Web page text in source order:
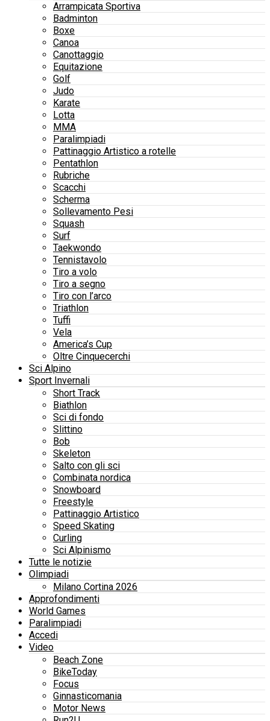
Arrampicata Sportiva
Badminton
Boxe
Canoa
Canottaggio
Equitazione
Golf
Judo
Karate
Lotta
MMA
Paralimpiadi
Pattinaggio Artistico a rotelle
Pentathlon
Rubriche
Scacchi
Scherma
Sollevamento Pesi
Squash
Surf
Taekwondo
Tennistavolo
Tiro a volo
Tiro a segno
Tiro con l’arco
Triathlon
Tuffi
Vela
America’s Cup
Oltre Cinquecerchi
Sci Alpino
Sport Invernali
Short Track
Biathlon
Sci di fondo
Slittino
Bob
Skeleton
Salto con gli sci
Combinata nordica
Snowboard
Freestyle
Pattinaggio Artistico
Speed Skating
Curling
Sci Alpinismo
Tutte le notizie
Olimpiadi
Milano Cortina 2026
Approfondimenti
World Games
Paralimpiadi
Accedi
Video
Beach Zone
BikeToday
Focus
Ginnasticomania
Motor News